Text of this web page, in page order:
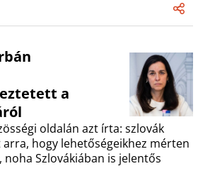
a
oldalán azt írta: szlovák
hogy lehetőségeikhez mérten
Szlovákiában is jelentős